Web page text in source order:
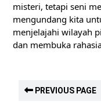
misteri, tetapi seni
mengundang kita
menjelajahi wilayah
dan membuka
PREVIOUS PAGE